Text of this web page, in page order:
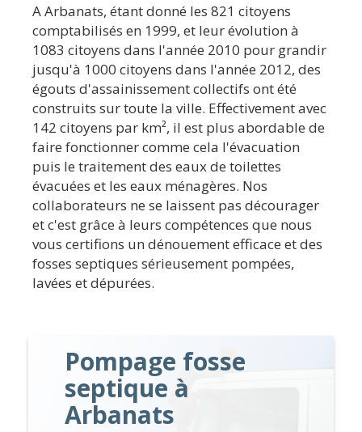
A Arbanats, étant donné les 821 citoyens
comptabilisés en 1999, et leur évolution à
1083 citoyens dans l'année 2010 pour grandir
jusqu'à 1000 citoyens dans l'année 2012, des
égouts d'assainissement collectifs ont été
construits sur toute la ville. Effectivement avec
142 citoyens par km², il est plus abordable de
faire fonctionner comme cela l'évacuation
puis le traitement des eaux de toilettes
évacuées et les eaux ménagères. Nos
collaborateurs ne se laissent pas décourager
et c'est grâce à leurs compétences que nous
vous certifions un dénouement efficace et des
fosses septiques sérieusement pompées,
lavées et dépurées.
Pompage fosse
septique à
Arbanats